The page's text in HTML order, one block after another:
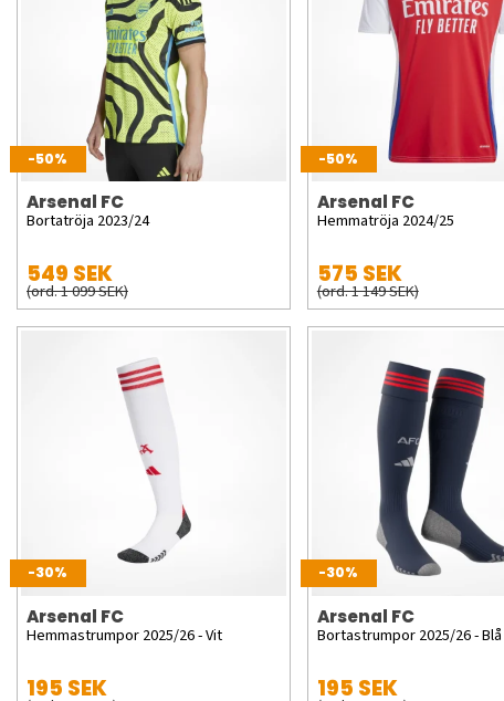
-50%
Arsenal FC
Bortatröja 2023/24
549 SEK
(ord. 1 099 SEK)
-50%
Arsenal FC
Hemmatröja 2024/25
575 SEK
(ord. 1 149 SEK)
-30%
Arsenal FC
Hemmastrumpor 2025/26 - Vit
195 SEK
-30%
Arsenal FC
Bortastrumpor 2025/26 - Blå
195 SEK